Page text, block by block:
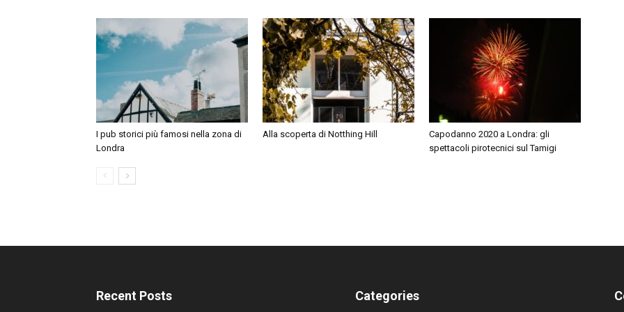
I pub storici più famosi nella zona di
Londra
Alla scoperta di Notthing Hill
Capodanno 2020 a Londra: gli
spettacoli pirotecnici sul Tamigi
Recent Posts Categories